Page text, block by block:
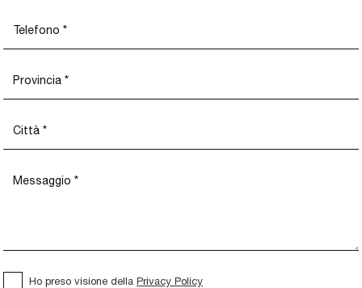
Ho preso visione della Privacy Policy